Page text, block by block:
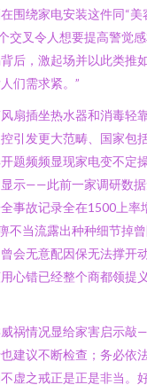
围绕家电安装这件同“
叉令人想要提高警觉
后，激起场并以此类推
们需求紧。”
扇插坐热水器和消毒轻
引发更大范畴、国家包
题频频显现家电变不
示——此前一家调研数
事故记录全在1500上率
当流露出种种细节掉
会无意配因保无法撑开
心错已经整个商都领提
祸情况显给家害启示敲
建议不断检查；务必依
虚之戒正是正是非当。